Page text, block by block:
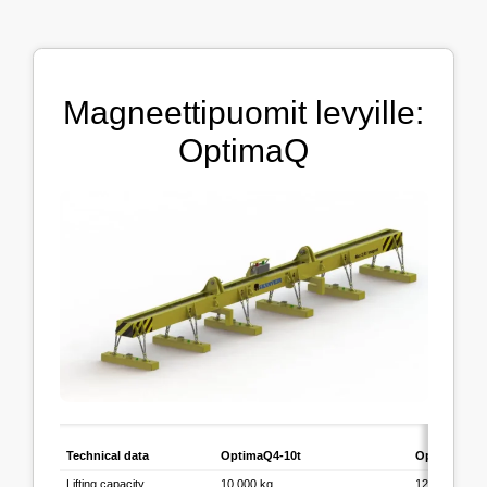
Magneettipuomit levyille:
OptimaQ
Technical data OptimaQ4-10t OptimaQ5-
Lifting capacity 10 000 kg 12 000 kg